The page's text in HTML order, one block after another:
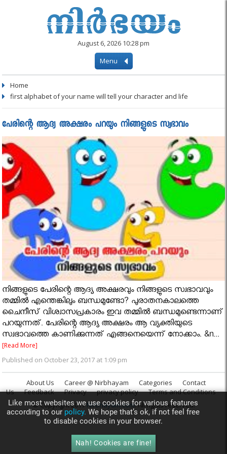
August 6, 2026 10:28 pm
Menu
Home
first alphabet of your name will tell your character and life
പേരിന്റെ ആദ്യ അക്ഷരം പറയും നിങ്ങളുടെ സ്വഭാവം
നിങ്ങളുടെ പേരിന്റെ ആദ്യ അക്ഷരവും നിങ്ങളുടെ സ്വഭാവവും
തമ്മില്‍ എന്തെങ്കിലും ബന്ധമുണ്ടോ? പുരാതനകാലത്തെ
ചൈനീസ് വിശ്വാസപ്രകാരം ഇവ തമ്മില്‍ ബന്ധമുണ്ടെന്നാണ്
പറയുന്നത്. പേരിന്റെ ആദ്യ അക്ഷരം ആ വ്യക്തിയുടെ
സ്വഭാവത്തെ കാണിക്കുന്നത് എങ്ങനെയെന്ന് നോക്കാം. &n...
[Read More]
Published on October 23, 2017 at 1:09 pm
About Us Career @ Nirbhayam Categories
Contact
Us
Feedback Privacy privacy policy
Terms and Conditions
© Copyright 2017Nirbhayam.com. All rights reserved.
Like most websites we use cookies for various features
according to our policy. We hope that’s ok, if not feel free
to disable cookies in your browser.
Nah! Cookies are fine!